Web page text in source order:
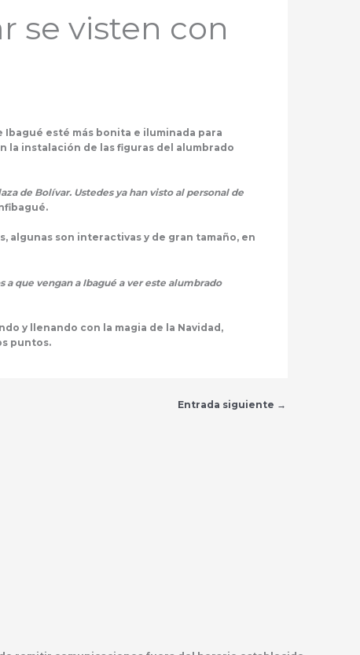
se visten con
esté más bonita e iluminada para
la instalación de las figuras del alumbrado
de Bolívar. Ustedes ya han visto al personal de
algunas son interactivas y de gran tamaño, en
que vengan a Ibagué a ver este alumbrado
y llenando con la magia de la Navidad,
puntos.
Entrada siguiente →